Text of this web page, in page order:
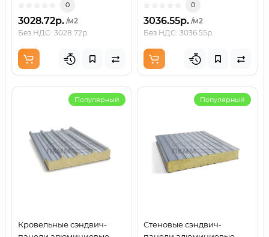
0
3028.72р. /м2
Без НДС: 3028.72р.
0
3036.55р. /м2
Без НДС: 3036.55р.
Популярный
Кровельные сэндвич-
Популярный
Стеновые сэндвич-